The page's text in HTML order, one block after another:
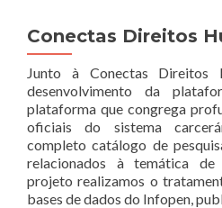
Conectas Direitos
Junto à Conectas Direitos
desenvolvimento da
plataforma que congrega
oficiais do sistema
completo catálogo de
relacionados à temática de
projeto realizamos o
bases de dados do Infopen,